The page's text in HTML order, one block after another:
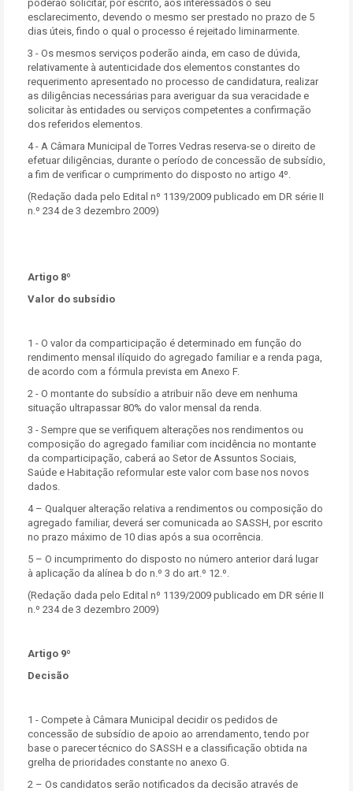
poderão solicitar, por escrito, aos interessados o seu
esclarecimento, devendo o mesmo ser prestado no prazo de 5
dias úteis, findo o qual o processo é rejeitado liminarmente.
3 - Os mesmos serviços poderão ainda, em caso de dúvida,
relativamente à autenticidade dos elementos constantes do
requerimento apresentado no processo de candidatura, realizar
as diligências necessárias para averiguar da sua veracidade e
solicitar às entidades ou serviços competentes a confirmação
dos referidos elementos.
4 - A Câmara Municipal de Torres Vedras reserva-se o direito de
efetuar diligências, durante o período de concessão de subsídio,
a fim de verificar o cumprimento do disposto no artigo 4º.
(Redação dada pelo Edital nº 1139/2009 publicado em DR série II
n.º 234 de 3 dezembro 2009)
Artigo 8º
Valor do subsídio
1 - O valor da comparticipação é determinado em função do
rendimento mensal ilíquido do agregado familiar e a renda paga,
de acordo com a fórmula prevista em Anexo F.
2 - O montante do subsídio a atribuir não deve em nenhuma
situação ultrapassar 80% do valor mensal da renda.
3 - Sempre que se verifiquem alterações nos rendimentos ou
composição do agregado familiar com incidência no montante
da comparticipação, caberá ao Setor de Assuntos Sociais,
Saúde e Habitação reformular este valor com base nos novos
dados.
4 – Qualquer alteração relativa a rendimentos ou composição do
agregado familiar, deverá ser comunicada ao SASSH, por escrito
no prazo máximo de 10 dias após a sua ocorrência.
5 – O incumprimento do disposto no número anterior dará lugar
à aplicação da alínea b do n.º 3 do art.º 12.º.
(Redação dada pelo Edital nº 1139/2009 publicado em DR série II
n.º 234 de 3 dezembro 2009)
Artigo 9º
Decisão
1 - Compete à Câmara Municipal decidir os pedidos de
concessão de subsídio de apoio ao arrendamento, tendo por
base o parecer técnico do SASSH e a classificação obtida na
grelha de prioridades constante no anexo G.
2 – Os candidatos serão notificados da decisão através de